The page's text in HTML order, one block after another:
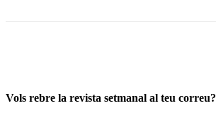
Vols rebre la revista setmanal al teu correu?